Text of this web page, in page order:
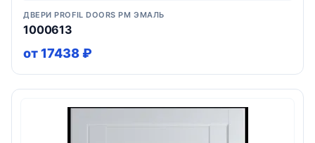
ДВЕРИ PROFIL DOORS PM ЭМАЛЬ
1000613
от 17438 ₽